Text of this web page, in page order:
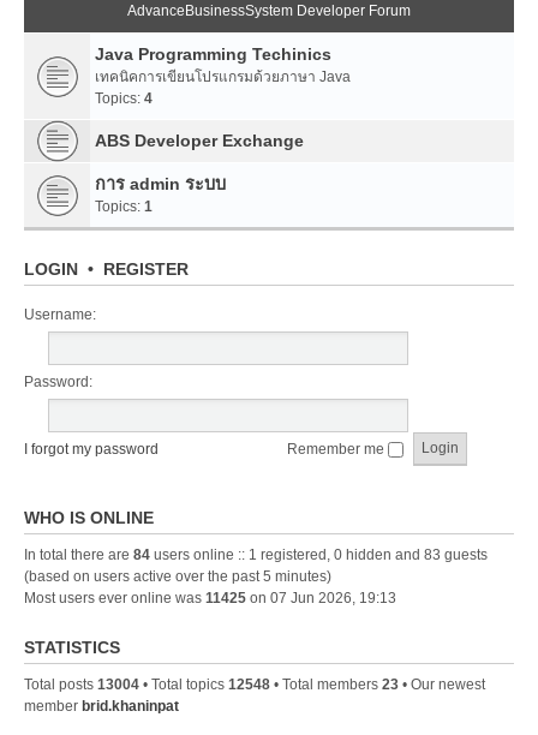
AdvanceBusinessSystem Developer Forum
Java Programming Techinics
เทคนิคการเขียนโปรแกรมด้วยภาษา Java
Topics: 4
ABS Developer Exchange
การ admin ระบบ
Topics: 1
LOGIN • REGISTER
Username:
Password:
I forgot my password Remember me
WHO IS ONLINE
In total there are 84 users online :: 1 registered, 0 hidden and 83 guests
(based on users active over the past 5 minutes)
Most users ever online was 11425 on 07 Jun 2026, 19:13
STATISTICS
Total posts 13004 • Total topics 12548 • Total members 23 • Our newest
member brid.khaninpat